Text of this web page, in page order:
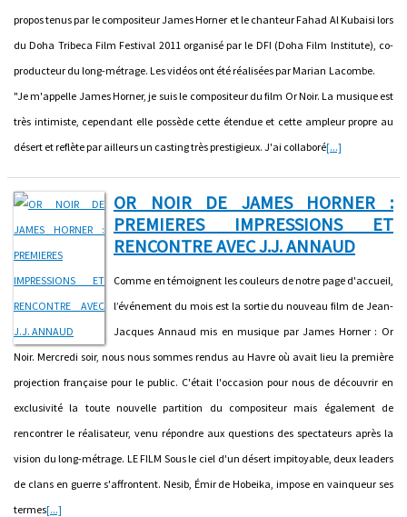
propos tenus par le compositeur James Horner et le chanteur Fahad Al Kubaisi lors
du Doha Tribeca Film Festival 2011 organisé par le DFI (Doha Film Institute), co-
producteur du long-métrage. Les vidéos ont été réalisées par Marian Lacombe.
"Je m'appelle James Horner, je suis le compositeur du film Or Noir. La musique est
très intimiste, cependant elle possède cette étendue et cette ampleur propre au
désert et reflète par ailleurs un casting très prestigieux. J'ai collaboré[...]
OR NOIR DE JAMES HORNER :
PREMIERES IMPRESSIONS ET
RENCONTRE AVEC J.J. ANNAUD
Comme en témoignent les couleurs de notre page d'accueil,
l’événement du mois est la sortie du nouveau film de Jean-
Jacques Annaud mis en musique par James Horner : Or
Noir. Mercredi soir, nous nous sommes rendus au Havre où avait lieu la première
projection française pour le public. C'était l'occasion pour nous de découvrir en
exclusivité la toute nouvelle partition du compositeur mais également de
rencontrer le réalisateur, venu répondre aux questions des spectateurs après la
vision du long-métrage. LE FILM Sous le ciel d'un désert impitoyable, deux leaders
de clans en guerre s'affrontent. Nesib, Émir de Hobeika, impose en vainqueur ses
termes[...]